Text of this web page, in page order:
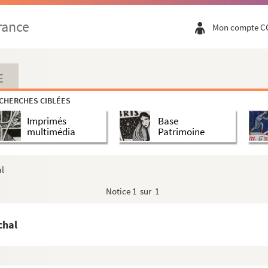
Mon compte
CIBLÉES
Imprimés
multimédia
Base
Patrimoine
Notice 1 sur 1
d'Egypte »: texte autographe
Hudson Lowe
Louis Bertrand-Boislarge
héritiers
général Bertrand